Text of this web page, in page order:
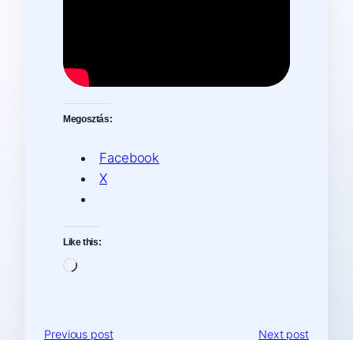
Megosztás:
Facebook
X
Like this:
Loading…
Previous post Next post